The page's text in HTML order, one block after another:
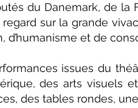
du Danemark, de la
sur la grande
d’humanisme et de
issues du
des arts visuels
des tables rondes,